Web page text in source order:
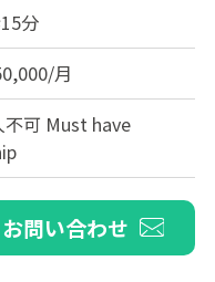
分
月
可 Must have
お問い合わせ